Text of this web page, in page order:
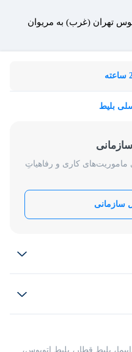
تهران (غرب) به مریوان
بلیط
کاری و رفاهیاتِ
سازمانی
شغلی
بلیط قطار، بلیط اتوبوس،